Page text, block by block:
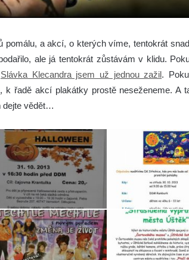
pomálu, a akcí, o kterých víme, tentokrát
ale já tentokrát zůstávám v klidu.
Slávka Klecandra jsem už jednou zažil.
, k řadě akcí plakátky prostě neseženeme. A
dejte vědět…